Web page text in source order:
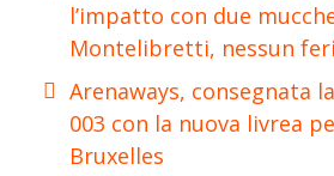
l’impatto con due
Montelibretti, nessun
Arenaways, consegnata la
003 con la nuova livrea
Bruxelles